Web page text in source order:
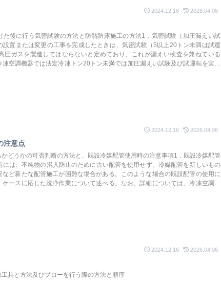
2024.12.16 2026.04.06
た後に行う気密試験の方法と防熱防露施工の方法1．気密試験（加圧漏えい試
置または変更の工事を完成したときは、気密試験（5以上20トン未満は試運
圧ガスを製造してはならないと定めており、これが漏えい検査を兼ねている
空調機器では法定冷凍トン20トン未満では加圧漏えい試験及び試運転を実施
2024.12.16 2026.04.06
注意点
どうかの可否判断の方法と、既設冷媒配管使用時の注意事項1．既設冷媒配管
は、不純物の混入防止のために古い配管を使用せず、冷媒配管を新しいもの
ど新たな配管施工が困難な場合がある。このような場合の既設配管の使用に
ースに応じた洗浄作業について述べる。なお、詳細については、冷凍空調機
2024.12.16 2026.04.06
具と方法及びブローを行う際の方法と順序